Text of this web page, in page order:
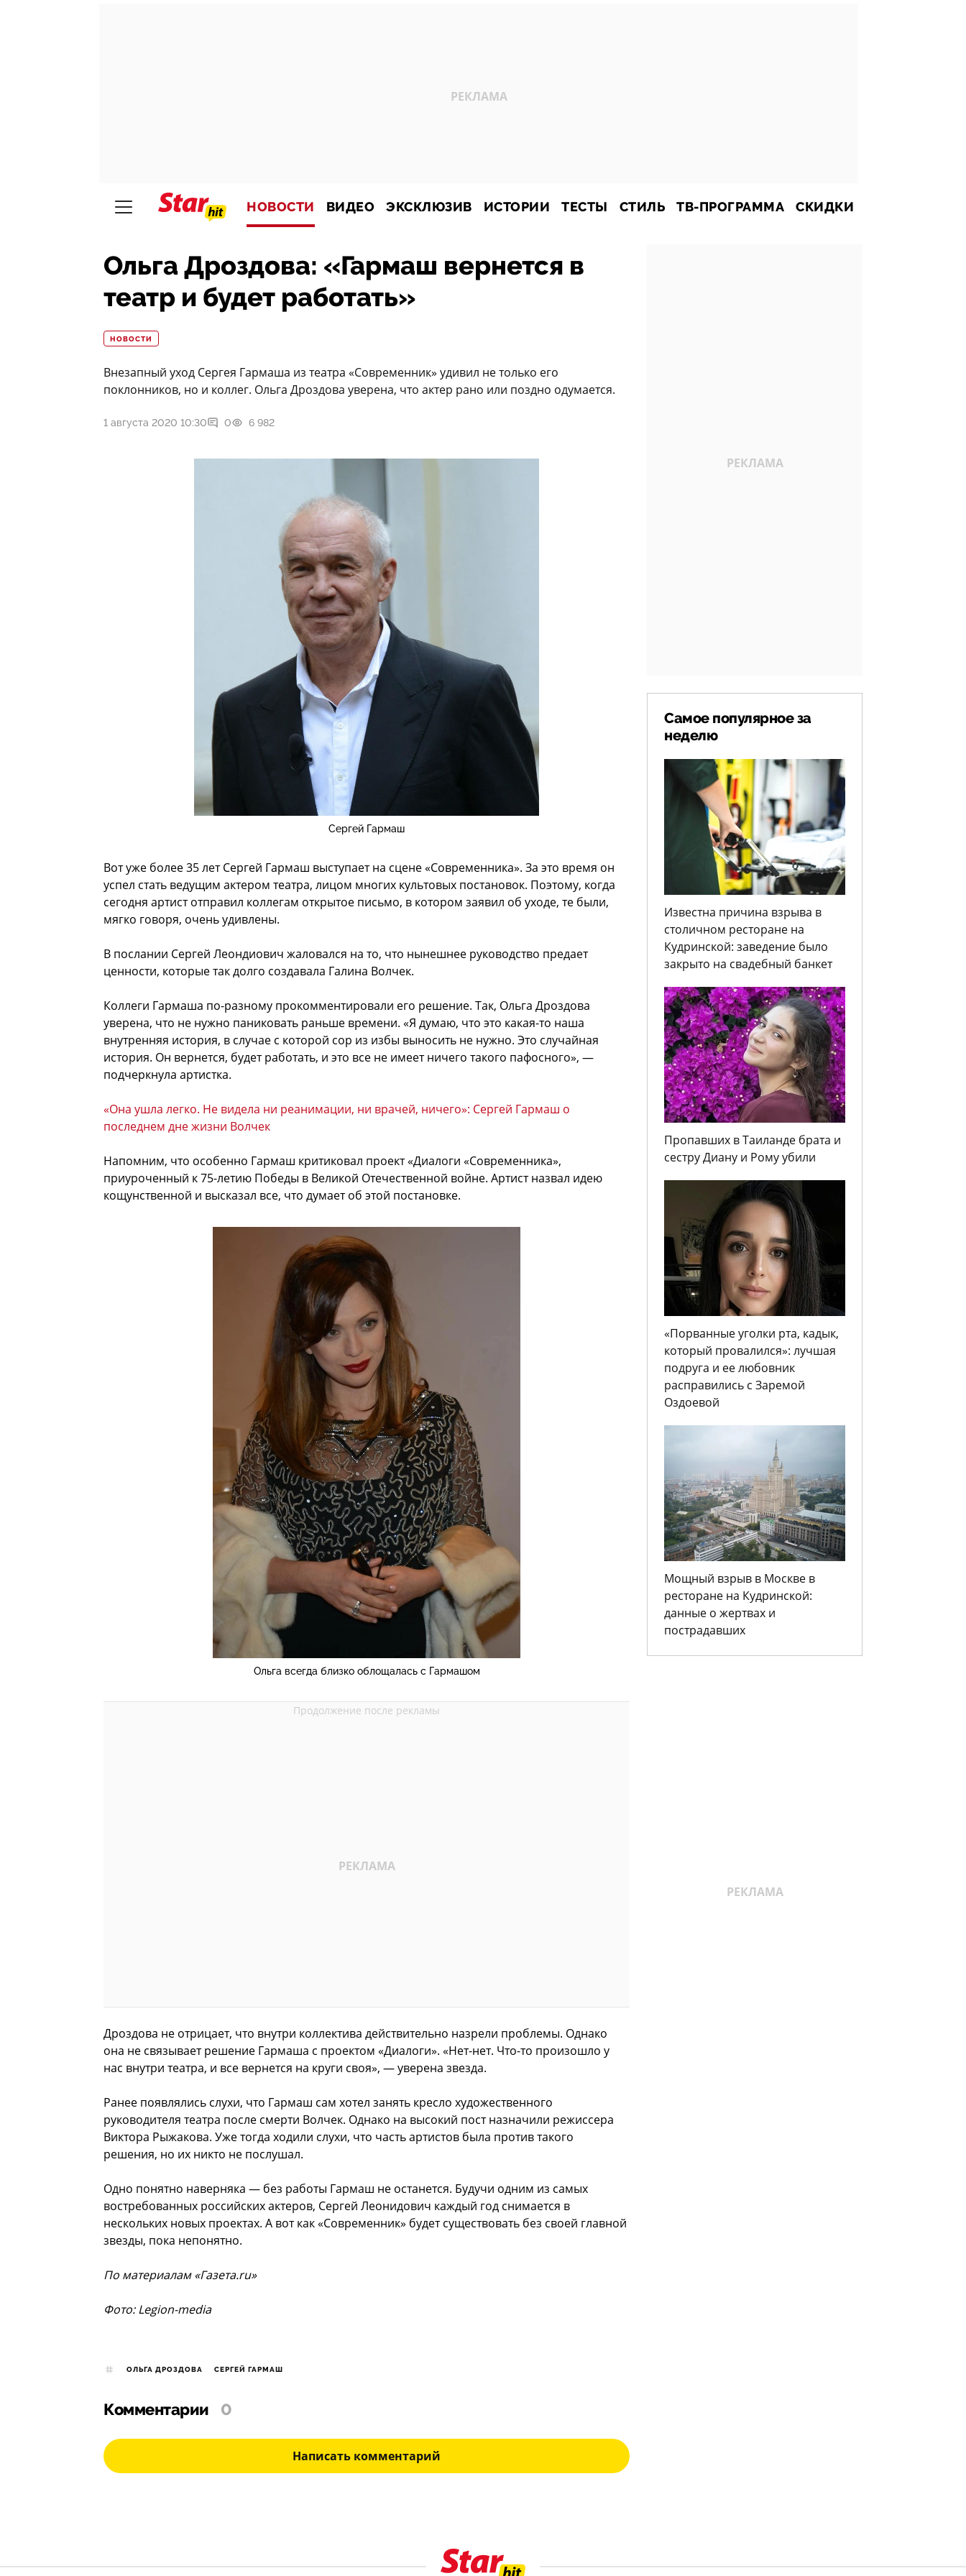
НОВОСТИ ВИДЕО ЭКСКЛЮЗИВ ИСТОРИИ ТЕСТЫ СТИЛЬ ТВ-ПРОГРАММА СКИДКИ
Ольга Дроздова: «Гармаш вернется в
театр и будет работать»
НОВОСТИ
Внезапный уход Сергея Гармаша из театра «Современник» удивил не только его
поклонников, но и коллег. Ольга Дроздова уверена, что актер рано или поздно одумается.
1 августа 2020 10:30 0 6 982
Сергей Гармаш
Вот уже более 35 лет Сергей Гармаш выступает на сцене «Современника». За это время он
успел стать ведущим актером театра, лицом многих культовых постановок. Поэтому, когда
сегодня артист отправил коллегам открытое письмо, в котором заявил об уходе, те были,
мягко говоря, очень удивлены.
В послании Сергей Леондиович жаловался на то, что нынешнее руководство предает
ценности, которые так долго создавала Галина Волчек.
Коллеги Гармаша по-разному прокомментировали его решение. Так, Ольга Дроздова
уверена, что не нужно паниковать раньше времени. «Я думаю, что это какая-то наша
внутренняя история, в случае с которой сор из избы выносить не нужно. Это случайная
история. Он вернется, будет работать, и это все не имеет ничего такого пафосного», —
подчеркнула артистка.
«Она ушла легко. Не видела ни реанимации, ни врачей, ничего»: Сергей Гармаш о
последнем дне жизни Волчек
Напомним, что особенно Гармаш критиковал проект «Диалоги «Современника»,
приуроченный к 75-летию Победы в Великой Отечественной войне. Артист назвал идею
кощунственной и высказал все, что думает об этой постановке.
Ольга всегда близко облощалась с Гармашом
Дроздова не отрицает, что внутри коллектива действительно назрели проблемы. Однако
она не связывает решение Гармаша с проектом «Диалоги». «Нет-нет. Что-то произошло у
нас внутри театра, и все вернется на круги своя», — уверена звезда.
Ранее появлялись слухи, что Гармаш сам хотел занять кресло художественного
руководителя театра после смерти Волчек. Однако на высокий пост назначили режиссера
Виктора Рыжакова. Уже тогда ходили слухи, что часть артистов была против такого
решения, но их никто не послушал.
Одно понятно наверняка — без работы Гармаш не останется. Будучи одним из самых
востребованных российских актеров, Сергей Леонидович каждый год снимается в
нескольких новых проектах. А вот как «Современник» будет существовать без своей главной
звезды, пока непонятно.
По материалам «Газета.ru»
Фото: Legion-media
ОЛЬГА ДРОЗДОВА СЕРГЕЙ ГАРМАШ
Комментарии 0
Написать комментарий
Самое популярное за
неделю
Известна причина взрыва в
столичном ресторане на
Кудринской: заведение было
закрыто на свадебный банкет
Пропавших в Таиланде брата и
сестру Диану и Рому убили
«Порванные уголки рта, кадык,
который провалился»: лучшая
подруга и ее любовник
расправились с Заремой
Оздоевой
Мощный взрыв в Москве в
ресторане на Кудринской:
данные о жертвах и
пострадавших